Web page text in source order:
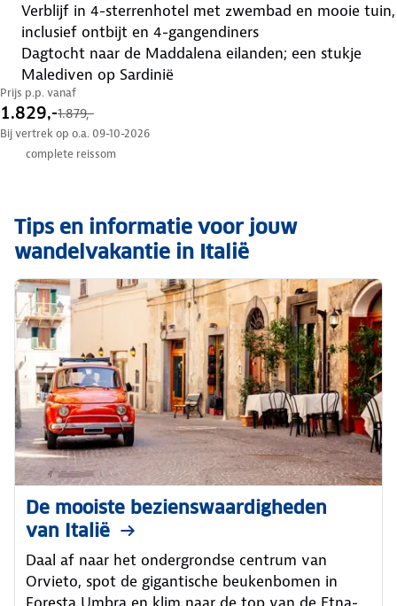
verblijf in 4-sterrenhotel met zwembad en mooie tuin,
inclusief ontbijt en 4-gangendiners
dagtocht naar de Maddalena eilanden; een stukje
Malediven op Sardinië
Prijs p.p. vanaf
1.829,-1.879,-
Bij vertrek op o.a. 09-10-2026
complete reissom
Tips en informatie voor jouw
wandelvakantie in Italië
De mooiste bezienswaardigheden
van Italië
Daal af naar het ondergrondse centrum van
Orvieto, spot de gigantische beukenbomen in